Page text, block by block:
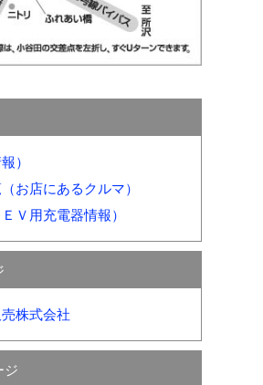
）
お店にあるクルマ）
Ｖ用充電器情報）
株式会社
ジ